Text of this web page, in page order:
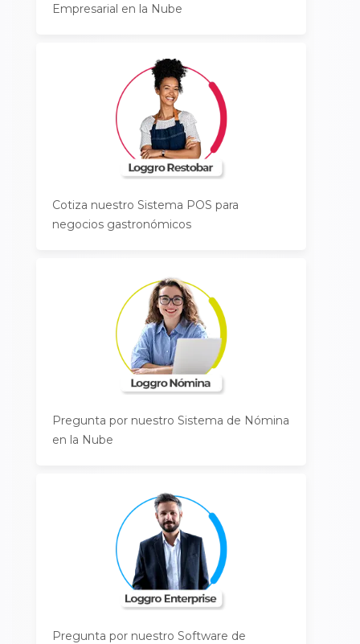
Empresarial en la Nube
Cotiza nuestro Sistema POS para
negocios gastronómicos
Pregunta por nuestro Sistema de Nómina
en la Nube
Pregunta por nuestro Software de